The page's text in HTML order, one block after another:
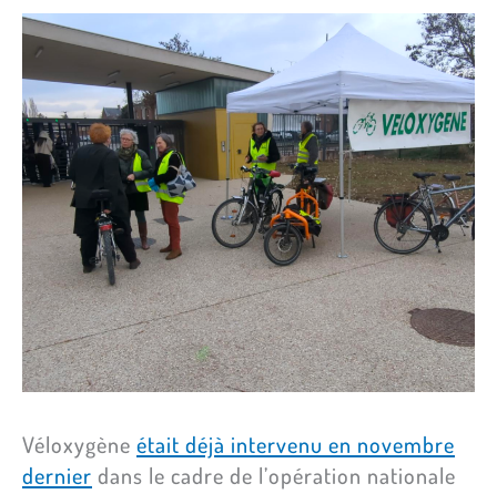
Véloxygène était déjà intervenu en novembre
dernier dans le cadre de l’opération nationale